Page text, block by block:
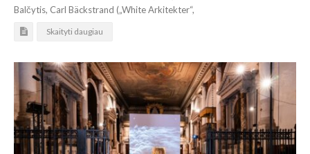
Balčytis, Carl Bäckstrand („White Arkitekter“,
Skaityti daugiau